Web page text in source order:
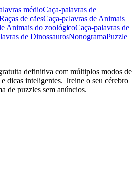
médioCaça-palavras de
de cãesCaça-palavras de Animais
Animais do zoológicoCaça-palavras de
de DinossaurosNonogramaPuzzle
definitiva com múltiplos modos de
dicas inteligentes. Treine o seu cérebro
de puzzles sem anúncios.